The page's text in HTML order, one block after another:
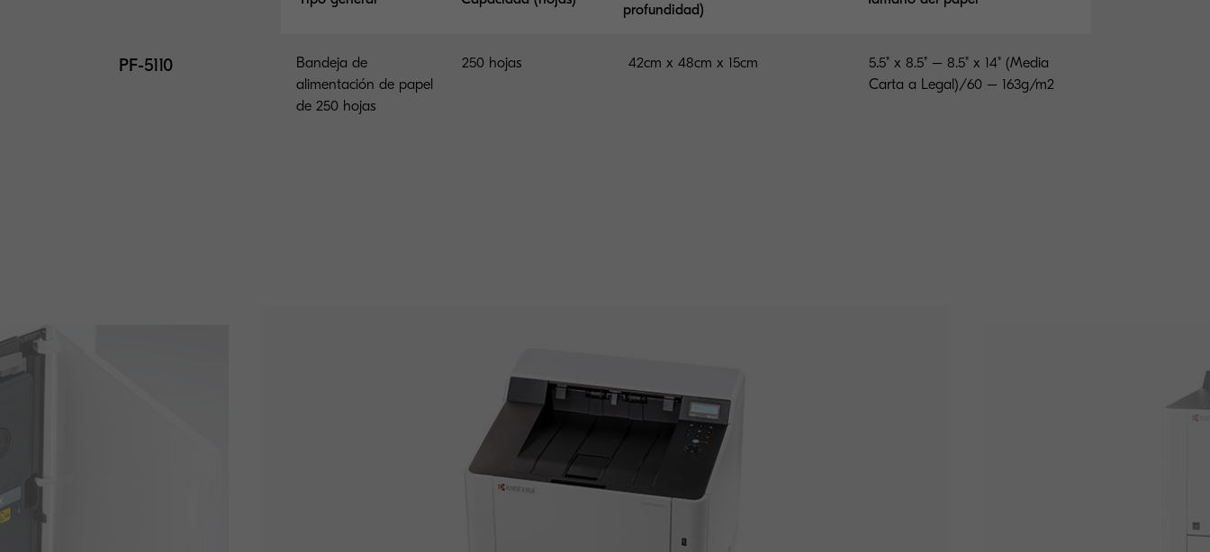
profundidad)
PF-5110
Bandeja de
alimentación de papel
de 250 hojas
250 hojas 42cm x 48cm x 15cm
5.5" x 8.5" – 8.5" x 14" (Media
Carta a Legal)/60 – 163g/m2